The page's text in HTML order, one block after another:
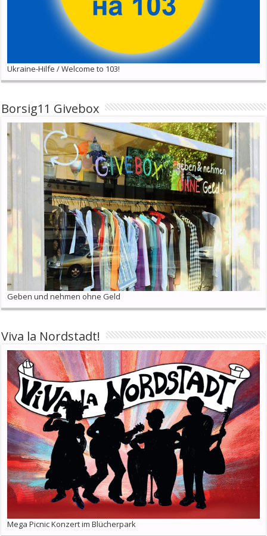
Ukraine-Hilfe / Welcome to 103!
Borsig11 Givebox
Geben und nehmen ohne Geld
Viva la Nordstadt!
Mega Picnic Konzert im Blücherpark